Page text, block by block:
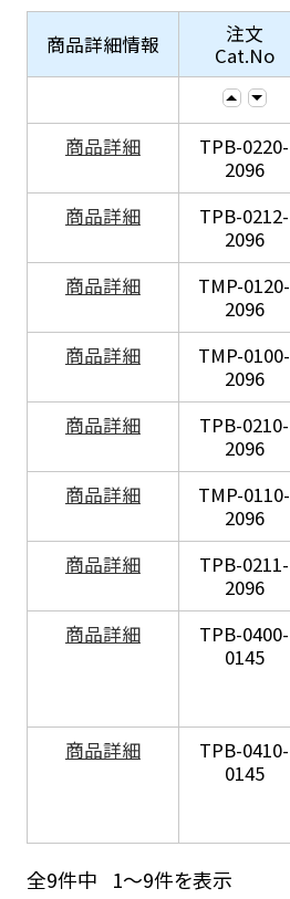
商品詳細情報
注文
Cat.No
商品詳細
TPB-0220-
2096
商品詳細
TPB-0212-
2096
商品詳細
TMP-0120-
2096
商品詳細
TMP-0100-
2096
商品詳細
TPB-0210-
2096
商品詳細
TMP-0110-
2096
商品詳細
TPB-0211-
2096
商品詳細
TPB-0400-
0145
商品詳細
TPB-0410-
0145
全9件中 1～9件を表示